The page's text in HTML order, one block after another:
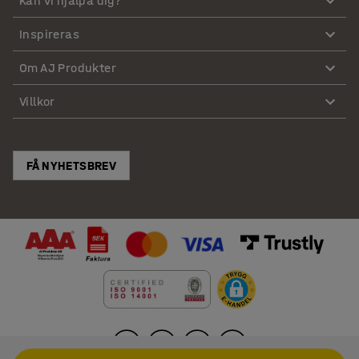
Inspireras
Om AJ Produkter
Villkor
FÅ NYHETSBREV